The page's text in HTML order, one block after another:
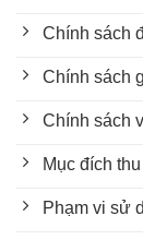
Chính sách
Chính sách
Chính sách
Mục đích
Phạm vi sử